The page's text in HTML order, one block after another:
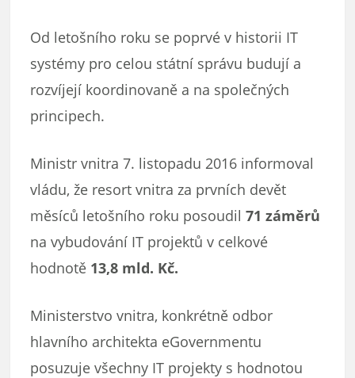
Od letošního roku se poprvé v historii IT
systémy pro celou státní správu budují a
rozvíjejí koordinovaně a na společných
principech.
Ministr vnitra 7. listopadu 2016 informoval
vládu, že resort vnitra za prvních devět
měsíců letošního roku posoudil71 záměrů
na vybudování IT projektů v celkové
hodnotě 13,8 mld. Kč.
Ministerstvo vnitra, konkrétně odbor
hlavního architekta eGovernmentu
posuzuje všechny IT projekty s hodnotou